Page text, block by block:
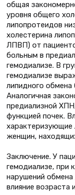
общая
уровня общего
липопротеидов
холестерина
ЛПВП) от
больным в
гемодиализе. В
гемодиализе
липидного
Аналогичная
предиализной
функцией почек.
характеризующие
женщин,
Заключение. У
гемодиализе, при
нарушений
влияние возраста